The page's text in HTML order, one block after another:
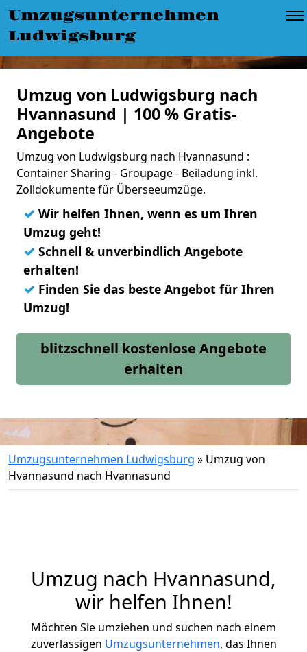
Umzugsunternehmen
Ludwigsburg
Umzug von Ludwigsburg nach
Hvannasund | 100 % Gratis-
Angebote
Umzug von Ludwigsburg nach Hvannasund :
Container Sharing - Groupage - Beiladung inkl.
Zolldokumente für Überseeumzüge.
✓ Wir helfen Ihnen, wenn es um Ihren
Umzug geht!
✓ Schnell & unverbindlich Angebote
erhalten!
✓ Finden Sie das beste Angebot für Ihren
Umzug!
blitzschnell kostenlose Angebote
erhalten
Umzugsunternehmen Ludwigsburg » Umzug von
Hvannasund nach Hvannasund
Umzug nach Hvannasund,
wir helfen Ihnen!
Möchten Sie umziehen und suchen nach einem
zuverlässigen Umzugsunternehmen, das Ihnen